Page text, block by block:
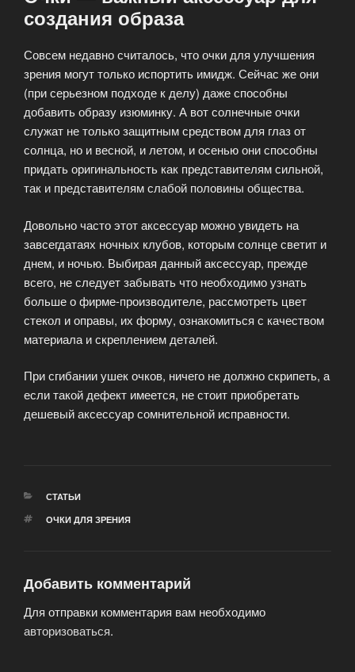
создания образа
Совсем недавно считалось, что очки для улучшения
зрения могут только испортить имидж. Сейчас же они
(при серьезном подходе к делу) даже способны
добавить образу изюминку. А вот солнечные очки
служат не только защитным средством для глаз от
солнца, но и весной, и летом, и осенью они способны
придать оригинальность как представителям сильной,
так и представителям слабой половины общества.
Довольно часто этот аксессуар можно увидеть на
завсегдатаях ночных клубов, которым солнце светит и
днем, и ночью. Выбирая данный аксессуар, прежде
всего, не следует забывать что необходимо узнать
больше о фирме-производителе, рассмотреть цвет
стекол и оправы, их форму, ознакомиться с качеством
материала и скреплением деталей.
При сгибании ушек очков, ничего не должно скрипеть, а
если такой дефект имеется, не стоит приобретать
дешевый аксессуар сомнительной исправности.
РУБРИКИ
СТАТЬИ
МЕТКИ
ОЧКИ ДЛЯ ЗРЕНИЯ
Добавить комментарий
Для отправки комментария вам необходимо
авторизоваться.